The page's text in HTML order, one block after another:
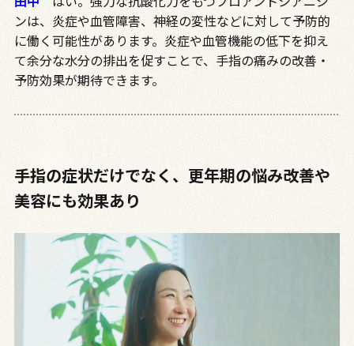
ンは、炎症や血管障害、神経の変性などに対して予防的
に働く可能性があります。炎症や血管機能の低下を抑え
て余分な水分の排出を促すことで、手指の痛みの改善・
予防効果が期待できます。
手指の症状だけでなく、更年期の悩み改善や
美容にも効果あり